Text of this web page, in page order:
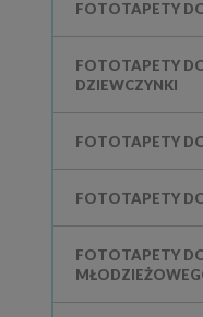
FOTOTAPETY
FOTOTAPETY
DZIEWCZYNKI
FOTOTAPETY
FOTOTAPETY
FOTOTAPETY